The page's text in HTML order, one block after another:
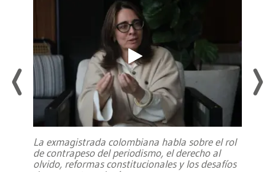
La exmagistrada colombiana habla sobre el rol
de contrapeso del periodismo, el derecho al
olvido, reformas constitucionales y los desafíos